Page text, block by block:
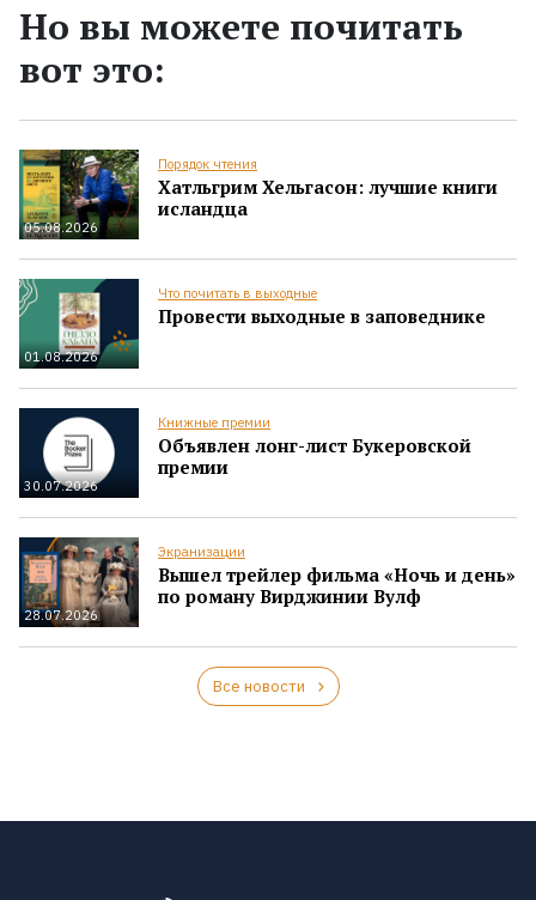
Но вы можете почитать
вот это:
05.08.2026
Порядок чтения
Хатльгрим Хельгасон: лучшие книги
исландца
01.08.2026
Что почитать в выходные
Провести выходные в заповеднике
30.07.2026
Книжные премии
Объявлен лонг-лист Букеровской
премии
28.07.2026
Экранизации
Вышел трейлер фильма «Ночь и день»
по роману Вирджинии Вулф
Все новости